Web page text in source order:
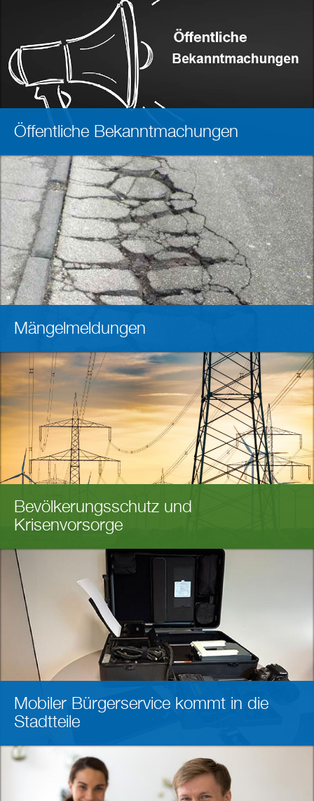
Öffentliche Bekanntmachungen
Mängelmeldungen
Bevölkerungsschutz und
Krisenvorsorge
Mobiler Bürgerservice kommt in die
Stadtteile